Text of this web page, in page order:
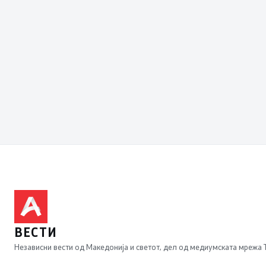
ВЕСТИ
Независни вести од Македонија и светот, дел од медиумската